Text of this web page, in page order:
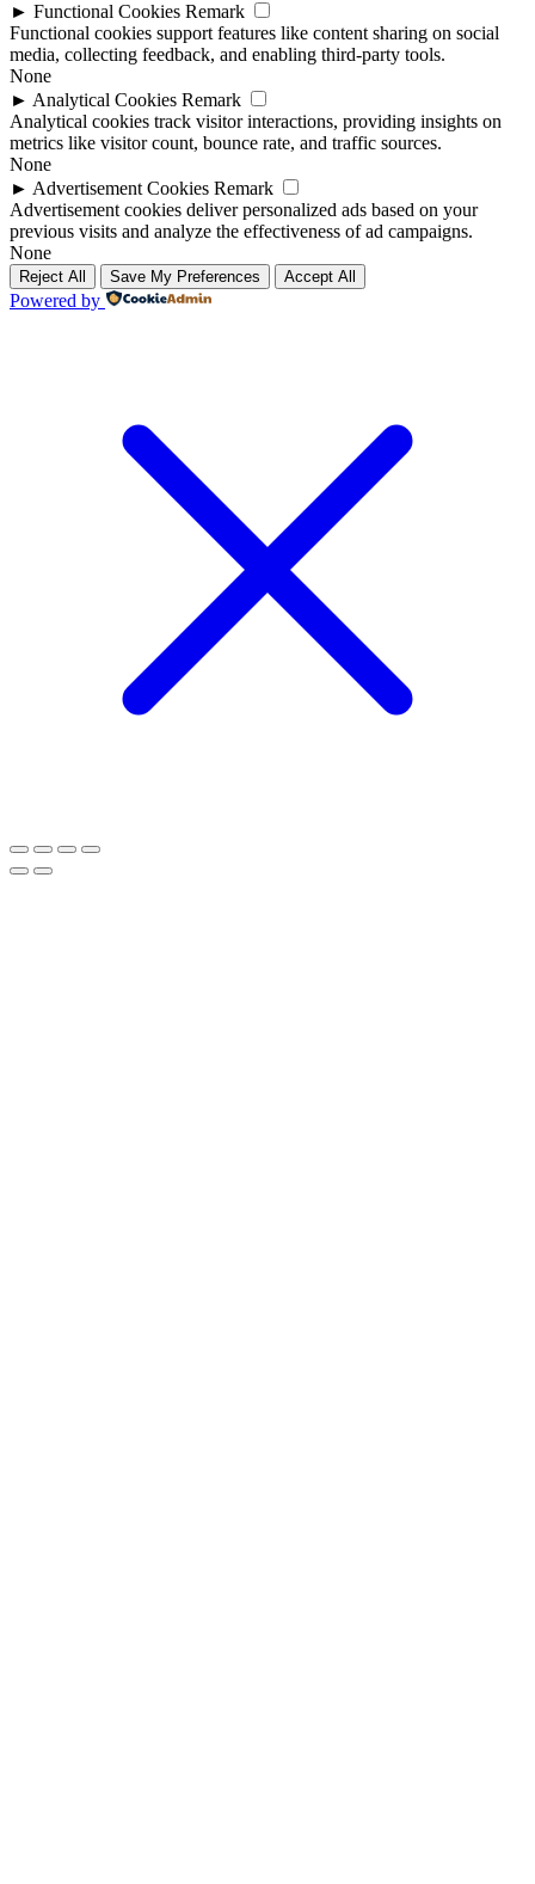
► Functional Cookies Remark
Functional cookies support features like content sharing on social
media, collecting feedback, and enabling third-party tools.
None
► Analytical Cookies Remark
Analytical cookies track visitor interactions, providing insights on
metrics like visitor count, bounce rate, and traffic sources.
None
► Advertisement Cookies Remark
Advertisement cookies deliver personalized ads based on your
previous visits and analyze the effectiveness of ad campaigns.
None
Reject All Save My Preferences Accept All
Powered by